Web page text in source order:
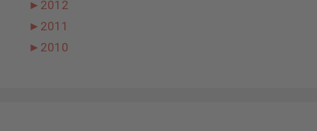
► 2012
► 2011
► 2010